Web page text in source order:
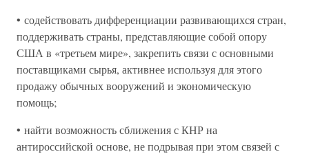
• содействовать дифференциации развивающихся стран,
поддерживать страны, представляющие собой опору
США в «третьем мире», закрепить связи с основными
поставщиками сырья, активнее используя для этого
продажу обычных вооружений и экономическую
помощь;
• найти возможность сближения с КНР на
антироссийской основе, не подрывая при этом связей с